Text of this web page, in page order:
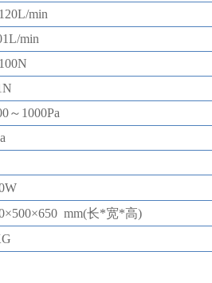
1 20L/min
1L/min
100N
N
～ 1000Pa
W
×500×650 mm(长*宽*高)